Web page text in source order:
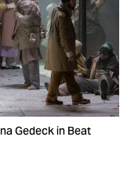
Gedeck in Beat